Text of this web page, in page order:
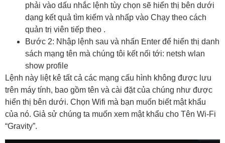
phải vào dấu nhắc lệnh tùy chọn sẽ hiển thị bên dưới
dạng kết quả tìm kiếm và nhấp vào Chạy theo cách
quản trị viên tiếp theo .
Bước 2: Nhập lệnh sau và nhấn Enter để hiển thị danh
sách mạng tên mà chúng tôi kết nối tới: netsh wlan
show profile
Lệnh này liệt kê tất cả các mạng cấu hình không được lưu
trên máy tính, bao gồm tên và cài đặt của chúng như được
hiển thị bên dưới. Chọn Wifi mà bạn muốn biết mật khẩu
của nó. Giả sử chúng ta muốn xem mật khẩu cho Tên Wi-Fi
“Gravity”.